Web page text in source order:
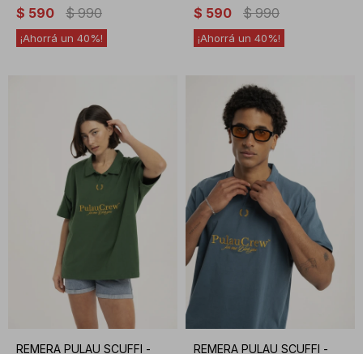
$ 590 $ 990
40
$ 590 $ 990
40
REMERA PULAU SCUFFI -
REMERA PULAU SCUFFI -